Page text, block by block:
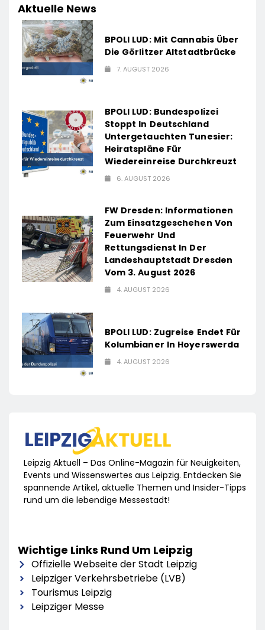
Aktuelle News
BPOLI LUD: Mit Cannabis Über
Die Görlitzer Altstadtbrücke
7. AUGUST 2026
BPOLI LUD: Bundespolizei
Stoppt In Deutschland
Untergetauchten Tunesier:
Heiratspläne Für
Wiedereinreise Durchkreuzt
6. AUGUST 2026
FW Dresden: Informationen
Zum Einsatzgeschehen Von
Feuerwehr Und
Rettungsdienst In Der
Landeshauptstadt Dresden
Vom 3. August 2026
4. AUGUST 2026
BPOLI LUD: Zugreise Endet Für
Kolumbianer In Hoyerswerda
4. AUGUST 2026
Leipzig Aktuell – Das Online-Magazin für Neuigkeiten,
Events und Wissenswertes aus Leipzig. Entdecken Sie
spannende Artikel, aktuelle Themen und Insider-Tipps
rund um die lebendige Messestadt!
Wichtige Links Rund Um Leipzig
Offizielle Webseite der Stadt Leipzig
Leipziger Verkehrsbetriebe (LVB)
Tourismus Leipzig
Leipziger Messe